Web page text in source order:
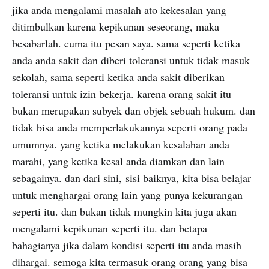
jika anda mengalami masalah ato kekesalan yang
ditimbulkan karena kepikunan seseorang, maka
besabarlah. cuma itu pesan saya. sama seperti ketika
anda anda sakit dan diberi toleransi untuk tidak masuk
sekolah, sama seperti ketika anda sakit diberikan
toleransi untuk izin bekerja. karena orang sakit itu
bukan merupakan subyek dan objek sebuah hukum. dan
tidak bisa anda memperlakukannya seperti orang pada
umumnya. yang ketika melakukan kesalahan anda
marahi, yang ketika kesal anda diamkan dan lain
sebagainya. dan dari sini, sisi baiknya, kita bisa belajar
untuk menghargai orang lain yang punya kekurangan
seperti itu. dan bukan tidak mungkin kita juga akan
mengalami kepikunan seperti itu. dan betapa
bahagianya jika dalam kondisi seperti itu anda masih
dihargai. semoga kita termasuk orang orang yang bisa